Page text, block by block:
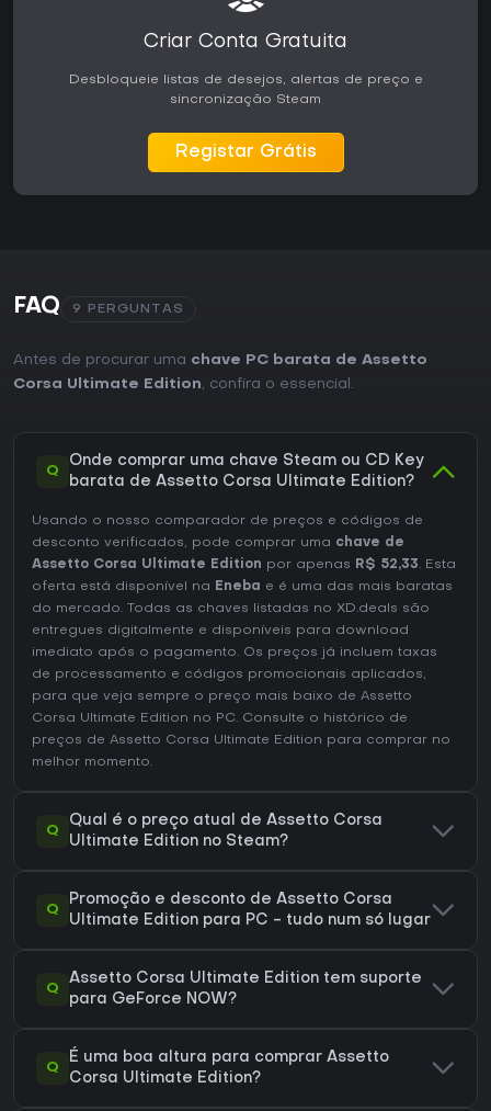
Criar Conta Gratuita
Desbloqueie listas de desejos, alertas de preço e
sincronização Steam
Registar Grátis
FAQ 9 PERGUNTAS
Antes de procurar uma chave PC barata de Assetto
Corsa Ultimate Edition, confira o essencial.
Q
Onde comprar uma chave Steam ou CD Key
barata de Assetto Corsa Ultimate Edition?
Usando o nosso comparador de preços e códigos de
desconto verificados, pode comprar uma chave de
Assetto Corsa Ultimate Edition por apenas R$ 52,33. Esta
oferta está disponível na Eneba e é uma das mais baratas
do mercado. Todas as chaves listadas no XD.deals são
entregues digitalmente e disponíveis para download
imediato após o pagamento. Os preços já incluem taxas
de processamento e códigos promocionais aplicados,
para que veja sempre o preço mais baixo de Assetto
Corsa Ultimate Edition no PC. Consulte o histórico de
preços de Assetto Corsa Ultimate Edition para comprar no
melhor momento.
Q
Qual é o preço atual de Assetto Corsa
Ultimate Edition no Steam?
Q
Promoção e desconto de Assetto Corsa
Ultimate Edition para PC - tudo num só lugar
Q
Assetto Corsa Ultimate Edition tem suporte
para GeForce NOW?
Q
É uma boa altura para comprar Assetto
Corsa Ultimate Edition?